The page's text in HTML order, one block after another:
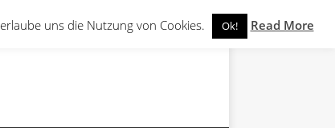
uns die Nutzung von Cookies. Ok! Read More